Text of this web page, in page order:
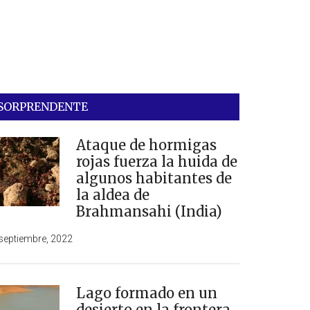
Ataque de hormigas
rojas fuerza la huida de
algunos habitantes de
la aldea de
Brahmansahi (India)
2022
Lago formado en un